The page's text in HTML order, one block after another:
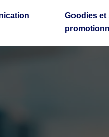
Goodies